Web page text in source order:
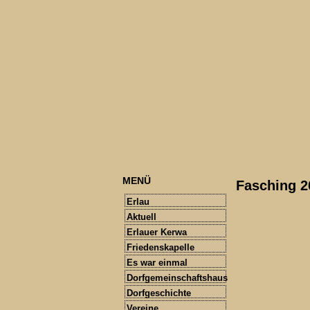
Fasching
MENÜ
Erlau
Aktuell
Erlauer Kerwa
Friedenskapelle
Es war einmal
Dorfgemeinschaftshaus
Dorfgeschichte